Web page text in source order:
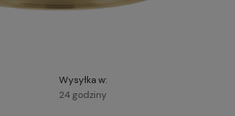
Wysyłka w:
24 godziny